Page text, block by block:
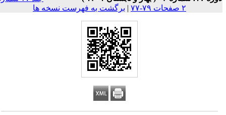
|برگشت به فهرست نسخه ها